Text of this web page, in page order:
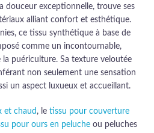
douceur exceptionnelle, trouve ses
alliant confort et esthétique.
ce tissu synthétique à base de
comme un incontournable,
la puériculture. Sa texture veloutée
non seulement une sensation
un aspect luxueux et accueillant.
et chaud , le tissu pour couverture
pour ours en peluche ou peluches